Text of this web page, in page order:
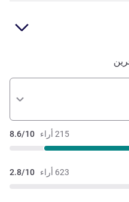
215 أراء 8.6/10
623 أراء 2.8/10